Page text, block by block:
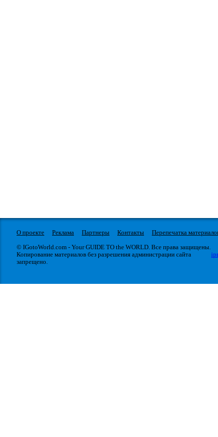
О проекте Реклама Партнеры Контакты
Перепечатка
© IGotoWorld.com - Your GUIDE TO the WORLD. Все права защищены.
Копирование материалов без разрешения администрации сайта
запрещено.